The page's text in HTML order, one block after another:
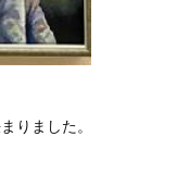
りました。